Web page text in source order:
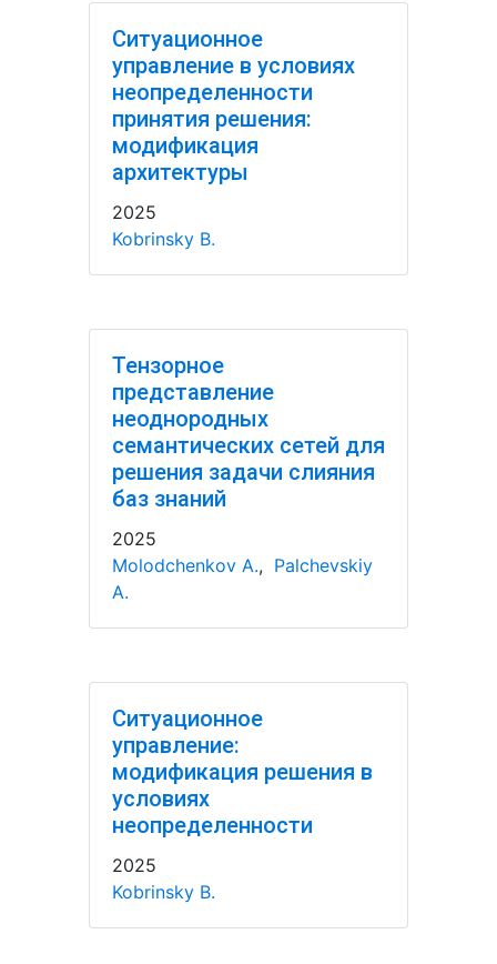
Ситуационное
управление в условиях
неопределенности
принятия решения:
модификация
архитектуры
2025
Kobrinsky B.
Тензорное
представление
неоднородных
семантических сетей для
решения задачи слияния
баз знаний
2025
Molodchenkov A., Palchevskiy
A.
Ситуационное
управление:
модификация решения в
условиях
неопределенности
2025
Kobrinsky B.